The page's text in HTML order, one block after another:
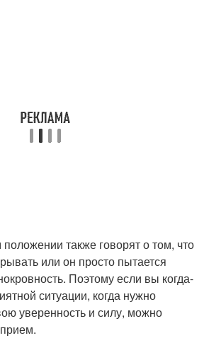
также говорят о том, что
или он просто пытается
Поэтому если вы когда-
ситуации, когда нужно
уверенность и силу, можно